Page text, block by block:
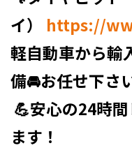
イ）
https://
軽自動車から輸
備🚘お任せ下さ
💪安心の24時
ます！